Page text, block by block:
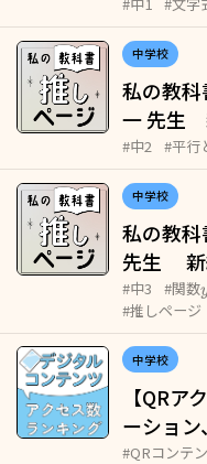
中学校
私の教
一 先生
#中2 #平行
中学校
私の教
先生 新
#中3 #関数
#推しページ
中学校
【QR
ーショ
#QRコンテ